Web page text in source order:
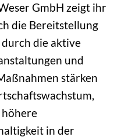
GmbH zeigt ihr
die Bereitstellung
die aktive
und
stärken
in der